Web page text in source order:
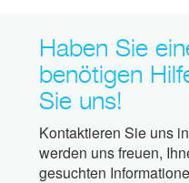
Haben Sie
benötigen
Sie uns!
Kontaktieren Sie uns
werden uns freuen,
gesuchten